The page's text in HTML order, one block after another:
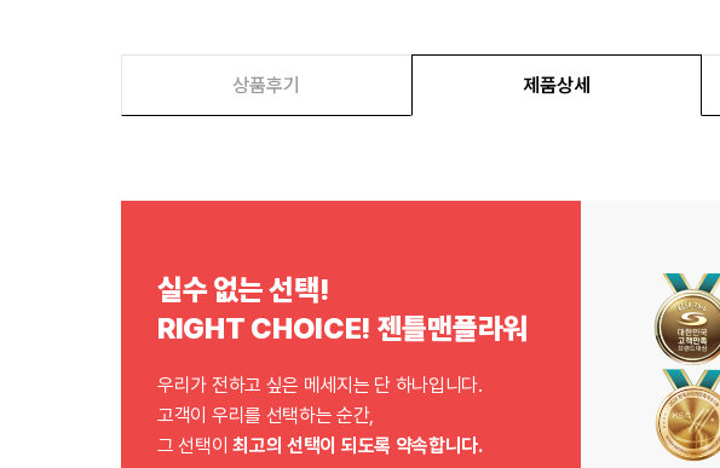
상품후기 제품상세
실수 없는 선택!
RIGHT CHOICE! 젠틀맨플라워
우리가 전하고 싶은 메세지는 단 하나입니다.
고객이 우리를 선택하는 순간,
그 선택이최고의 선택이 되도록 약속합니다.